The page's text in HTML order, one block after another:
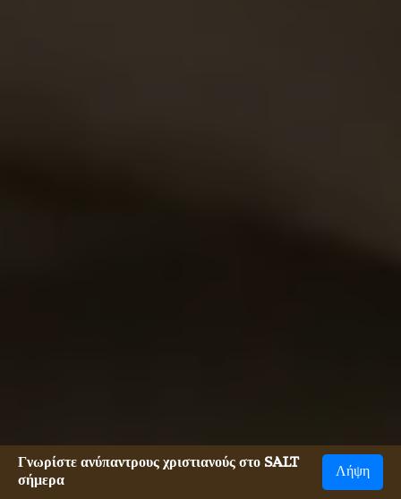
Γνωρίστε ανύπαντρους χριστιανούς στο SALT
σήμερα
Λήψη